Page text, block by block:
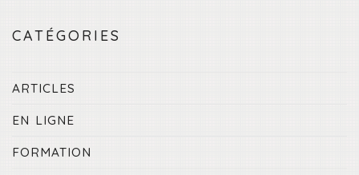
CATÉGORIES
ARTICLES
EN LIGNE
FORMATION